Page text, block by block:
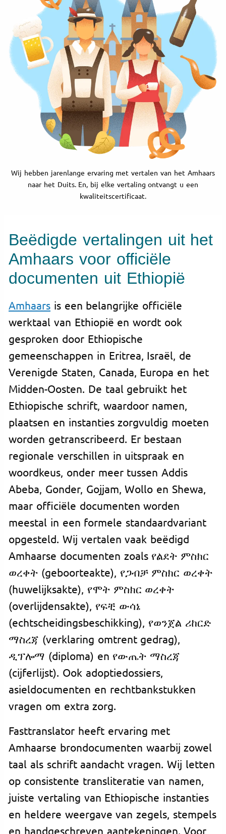
Wij hebben jarenlange ervaring met vertalen van het Amhaars
naar het Duits. En, bij elke vertaling ontvangt u een
kwaliteitscertificaat.
Beëdigde vertalingen uit het
Amhaars voor officiële
documenten uit Ethiopië
Amhaars is een belangrijke officiële
werktaal van Ethiopië en wordt ook
gesproken door Ethiopische
gemeenschappen in Eritrea, Israël, de
Verenigde Staten, Canada, Europa en het
Midden-Oosten. De taal gebruikt het
Ethiopische schrift, waardoor namen,
plaatsen en instanties zorgvuldig moeten
worden getranscribeerd. Er bestaan
regionale verschillen in uitspraak en
woordkeus, onder meer tussen Addis
Abeba, Gonder, Gojjam, Wollo en Shewa,
maar officiële documenten worden
meestal in een formele standaardvariant
opgesteld. Wij vertalen vaak beëdigd
Amhaarse documenten zoals የልደት ምስክር
ወረቀት (geboorteakte), የጋብቻ ምስክር ወረቀት
(huwelijksakte), የሞት ምስክር ወረቀት
(overlijdensakte), የፍቺ ውሳኔ
(echtscheidingsbeschikking), የወንጀል ሪከርድ
ማስረጃ (verklaring omtrent gedrag),
ዲፕሎማ (diploma) en የውጤት ማስረጃ
(cijferlijst). Ook adoptiedossiers,
asieldocumenten en rechtbankstukken
vragen om extra zorg.
Fasttranslator heeft ervaring met
Amhaarse brondocumenten waarbij zowel
taal als schrift aandacht vragen. Wij letten
op consistente transliteratie van namen,
juiste vertaling van Ethiopische instanties
en heldere weergave van zegels, stempels
en handgeschreven aantekeningen. Voor